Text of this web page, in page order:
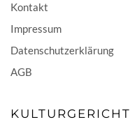
Kontakt
Impressum
Datenschutzerklärung
AGB
KULTURGERICHT